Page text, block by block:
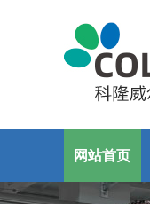
网站首页